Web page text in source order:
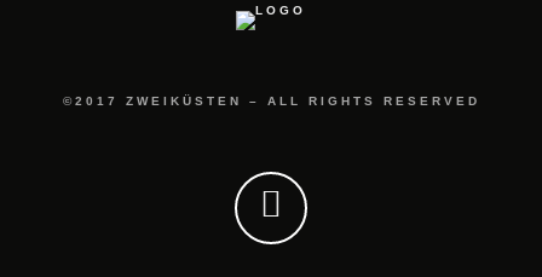
©2017 ZWEIKÜSTEN – ALL RIGHTS RESERVED